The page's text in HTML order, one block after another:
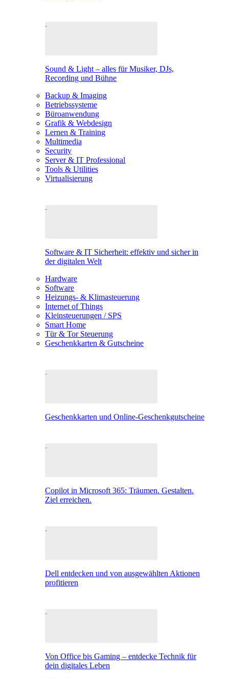
Sound & Light – alles für Musiker, DJs,
Recording und Bühne
Backup & Imaging
Betriebssysteme
Büroanwendung
Grafik & Webdesign
Lernen & Training
Multimedia
Security
Server & IT Professional
Tools & Utilities
Virtualisierung
Software & IT Sicherheit: effektiv und sicher in
der digitalen Welt
Hardware
Software
Heizungs- & Klimasteuerung
Internet of Things
Kleinsteuerungen / SPS
Smart Home
Tür & Tor Steuerung
Geschenkkarten & Gutscheine
Geschenkkarten und Online-Geschenkgutscheine
Copilot in Microsoft 365: Träumen. Gestalten.
Ziel erreichen.
Dell entdecken und von ausgewählten Aktionen
profitieren
Von Office bis Gaming – entdecke Technik für
dein digitales Leben